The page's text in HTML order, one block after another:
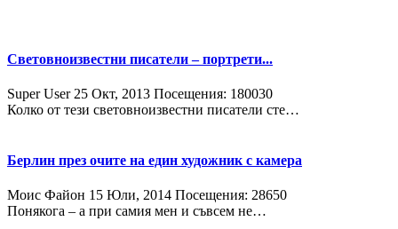
Световноизвестни писатели – портрети...
Super User 25 Окт, 2013 Посещения: 180030
Колко от тези световноизвестни писатели сте…
Берлин през очите на един художник с камера
Моис Файон 15 Юли, 2014 Посещения: 28650
Понякога – а при самия мен и съвсем не…